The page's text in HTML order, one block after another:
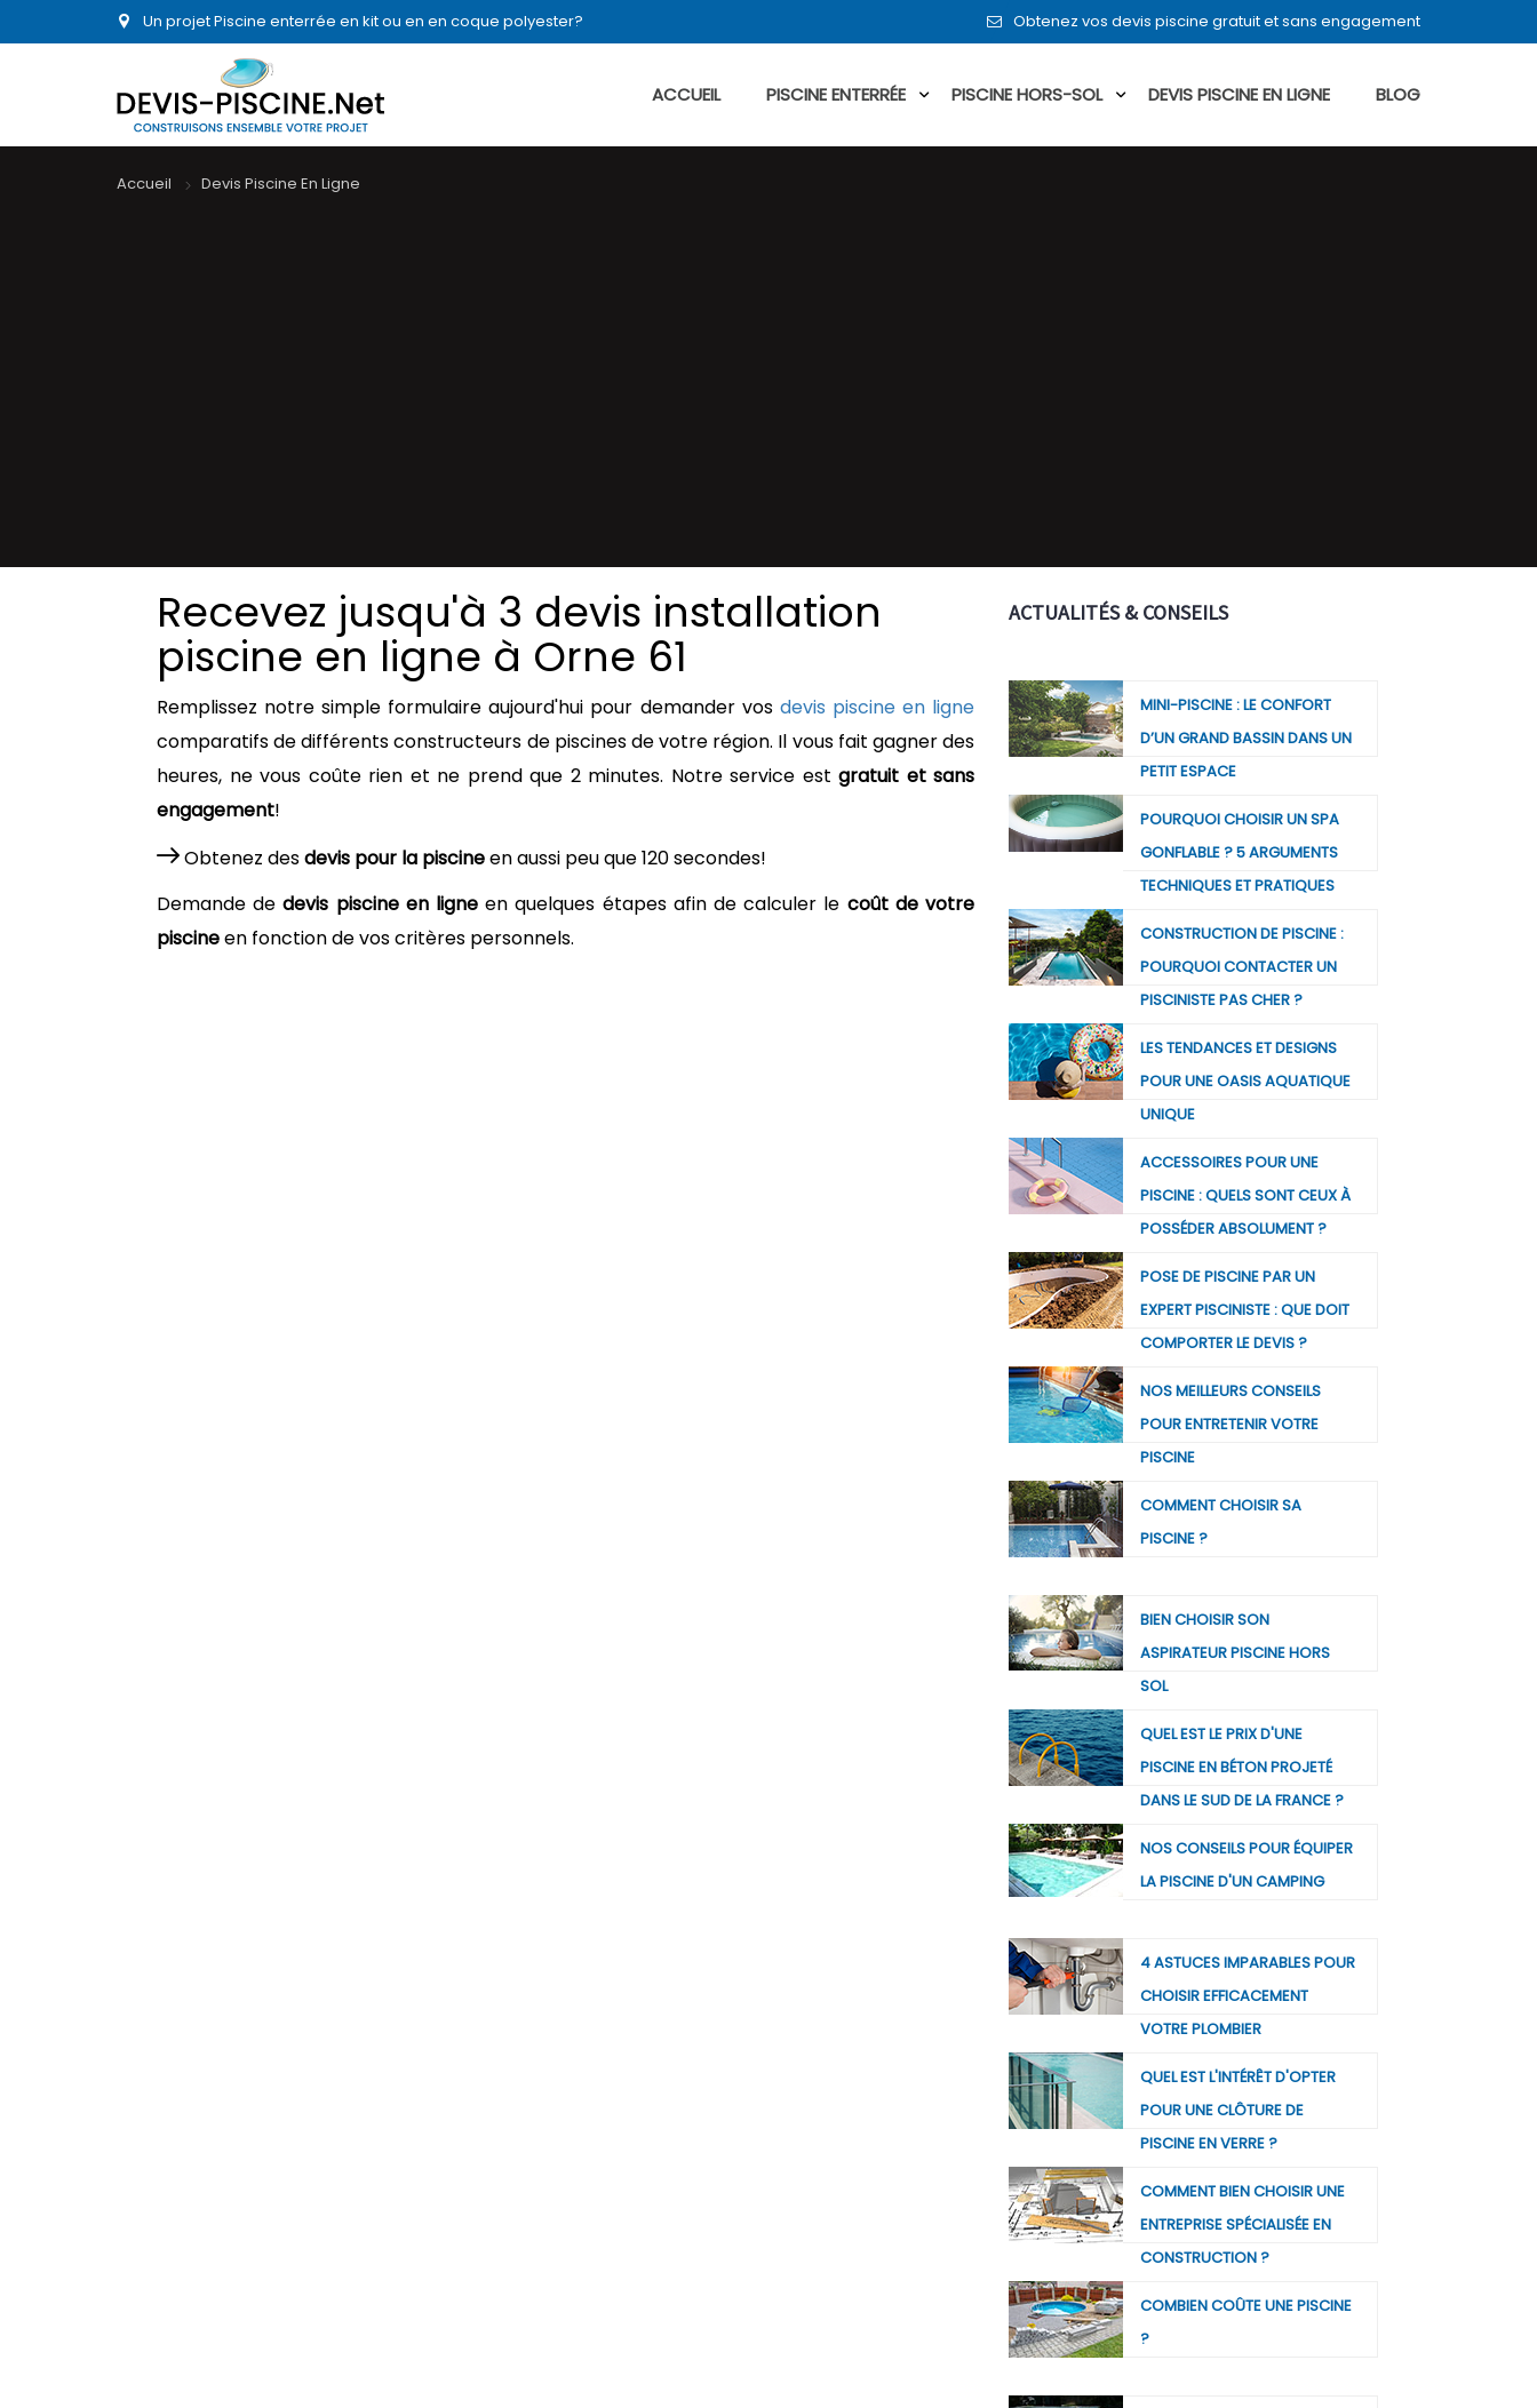
Un projet Piscine enterrée en kit ou en en coque polyester? Obtenez vos devis piscine gratuit et sans engagement
ACCUEIL PISCINE ENTERRÉE PISCINE HORS-SOL DEVIS PISCINE EN LIGNE BLOG
Accueil Devis Piscine En Ligne
Recevez jusqu'à 3 devis installation
piscine en ligne à Orne 61
Remplissez notre simple formulaire aujourd'hui pour demander vos devis piscine en ligne
comparatifs de différents constructeurs de piscines de votre région. Il vous fait gagner des
heures, ne vous coûte rien et ne prend que 2 minutes. Notre service est gratuit et sans
engagement!
Obtenez desdevis pour la piscineen aussi peu que 120 secondes!
Demande dedevis piscine en ligne en quelques étapes afin de calculer le coût de votre
piscineen fonction de vos critères personnels.
ACTUALITÉS & CONSEILS
MINI-PISCINE : LE CONFORT
D’UN GRAND BASSIN DANS UN
PETIT ESPACE
POURQUOI CHOISIR UN SPA
GONFLABLE ? 5 ARGUMENTS
TECHNIQUES ET PRATIQUES
CONSTRUCTION DE PISCINE :
POURQUOI CONTACTER UN
PISCINISTE PAS CHER ?
LES TENDANCES ET DESIGNS
POUR UNE OASIS AQUATIQUE
UNIQUE
ACCESSOIRES POUR UNE
PISCINE : QUELS SONT CEUX À
POSSÉDER ABSOLUMENT ?
POSE DE PISCINE PAR UN
EXPERT PISCINISTE : QUE DOIT
COMPORTER LE DEVIS ?
NOS MEILLEURS CONSEILS
POUR ENTRETENIR VOTRE
PISCINE
COMMENT CHOISIR SA
PISCINE ?
BIEN CHOISIR SON
ASPIRATEUR PISCINE HORS
SOL
QUEL EST LE PRIX D'UNE
PISCINE EN BÉTON PROJETÉ
DANS LE SUD DE LA FRANCE ?
NOS CONSEILS POUR ÉQUIPER
LA PISCINE D'UN CAMPING
4 ASTUCES IMPARABLES POUR
CHOISIR EFFICACEMENT
VOTRE PLOMBIER
QUEL EST L'INTÉRÊT D'OPTER
POUR UNE CLÔTURE DE
PISCINE EN VERRE ?
COMMENT BIEN CHOISIR UNE
ENTREPRISE SPÉCIALISÉE EN
CONSTRUCTION ?
COMBIEN COÛTE UNE PISCINE
?